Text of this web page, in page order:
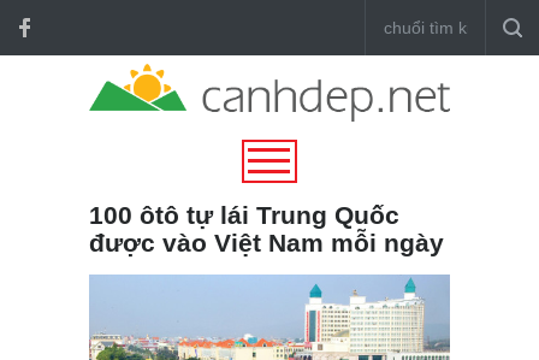
100 ôtô tự lái Trung Quốc
được vào Việt Nam mỗi ngày